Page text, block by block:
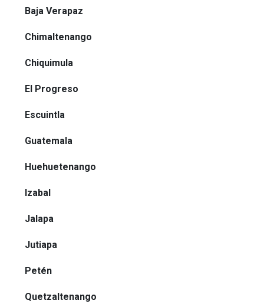
Baja Verapaz
Chimaltenango
Chiquimula
El Progreso
Escuintla
Guatemala
Huehuetenango
Izabal
Jalapa
Jutiapa
Petén
Quetzaltenango